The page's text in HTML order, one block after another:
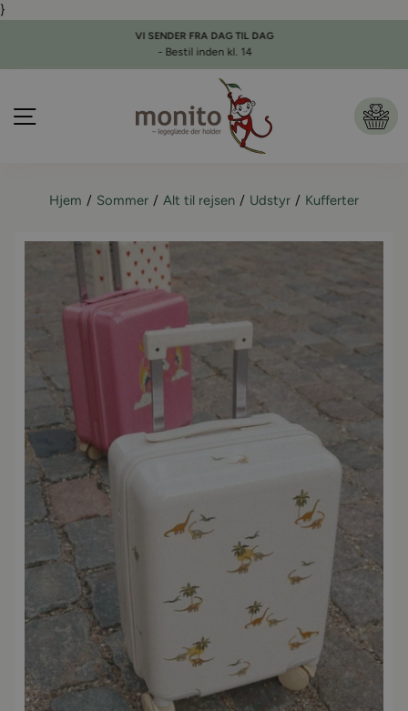
}
Pause
slideshow
VI SENDER FRA DAG TIL DAG
- Bestil inden kl. 14
Side navigation
Hjem Sommer Alt til rejsen Udstyr Kufferter